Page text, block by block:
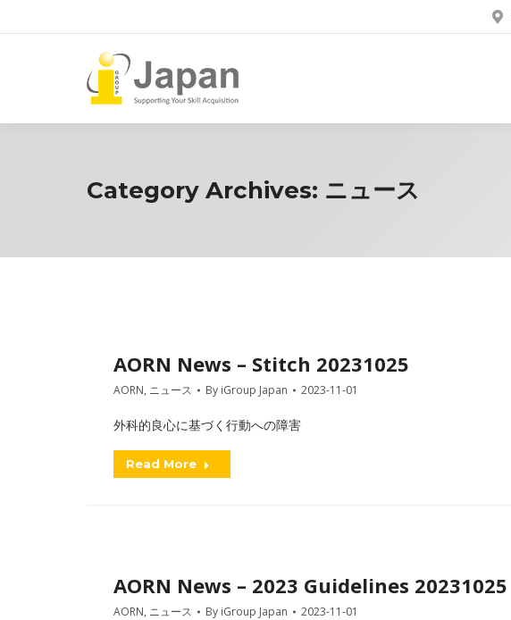
Category Archives: ニュース
AORN News – Stitch 20231025
AORN, ニュース By iGroup Japan 2023-11-01
外科的良心に基づく行動への障害
Read More
AORN News – 2023 Guidelines 20231025
AORN, ニュース By iGroup Japan 2023-11-01